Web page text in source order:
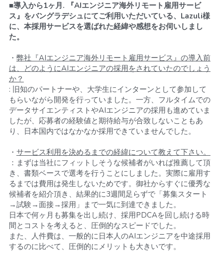
■導入から1ヶ月. 『AIエンジニア海外リモート雇用サービ
ス』をバングラデシュにてご利用いただいている、Lazuli様
に、本採用サービスを選ばれた経緯や感想をお伺いしまし
た。
・ 弊社『AIエンジニア海外リモート雇用サービス』の導入前
は、どのようにAIエンジニアの採用をされていたのでしょう
か？
: 旧知のパートナーや、大学生にインターンとして参加して
もらいながら開発を行っていました。一方、フルタイムでの
データサイエンティストやAIエンジニアの採用も進めていま
したが、応募者の経験値と期待給与が合致しないこともあ
り、日本国内ではなかなか採用できていませんでした。
・ サービス利用を決めるまでの経緯について教えて下さい。
：まずは当社にフィットしそうな候補者がいれば推薦して頂
き、書類ベースで選考を行うことにしました。実際に雇用す
るまでは費用は発生しないためです。御社からすぐに優秀な
候補者を紹介頂き、結果的に3週間足らずで「募集スタート
→試験→面接→採用」まで一気に到達できました。
日本で何ヶ月も募集を出し続け、採用PDCAを回し続ける時
間とコストを考えると、圧倒的なスピードでした。
また、人件費は、一般的に日本人のAIエンジニアを中途採用
するのに比べて、圧倒的にメリットも大きいです。